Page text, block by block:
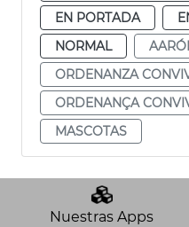
EN PORTADA
NORMAL
ORDENANZA
ORDENANÇA
MASCOTAS
Nuestras Apps